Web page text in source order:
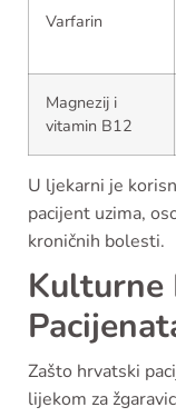
Varfarin
Magnezij i
vitamin B12
U ljekarni je
pacijent uzima,
kroničnih bolesti.
Kulturne
Zašto hrvatski
lijekom za